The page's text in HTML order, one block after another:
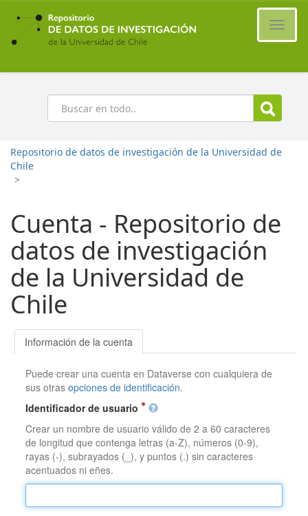
Ir
contenido
principal
Buscar
Repositorio de datos de investigación de la Universidad de
Chile
>
Cuenta - Repositorio de
datos de investigación
de la Universidad de
Chile
Información de la cuenta
Puede crear una cuenta en Dataverse con cualquiera de
sus otrasopciones de identificación.
Identificador de usuario
Crear un nombre de usuario válido de 2 a 60 caracteres
de longitud que contenga letras (a-Z), números (0-9),
rayas (-), subrayados (_), y puntos (.) sin caracteres
acentuados ni eñes.